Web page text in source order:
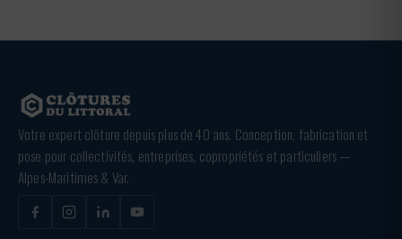
Votre expert clôture depuis plus de 40 ans. Conception, fabrication et
pose pour collectivités, entreprises, copropriétés et particuliers —
Alpes-Maritimes & Var.